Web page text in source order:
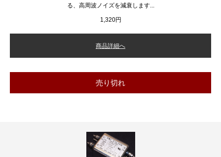
る、高周波ノイズを減衰します...
1,320円
商品詳細へ
売り切れ